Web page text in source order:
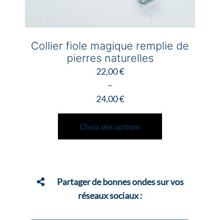
Collier fiole magique remplie de
pierres naturelles
22,00€
–
24,00€
Plage
de
prix :
24,00 €
Choix des options
Ce
a
Les
Partager de bonnes ondes sur vos
réseaux sociaux :